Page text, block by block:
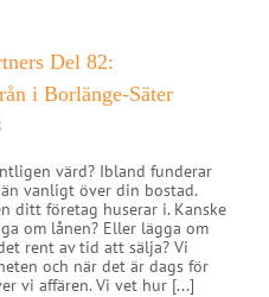
Del 82:
i Borlänge-Säter
värd? Ibland funderar
vanligt över din bostad.
ditt företag huserar i. Kanske
om lånen? Eller lägga om
rent av tid att sälja? Vi
och när det är dags för
vi affären. Vi vet hur [...]